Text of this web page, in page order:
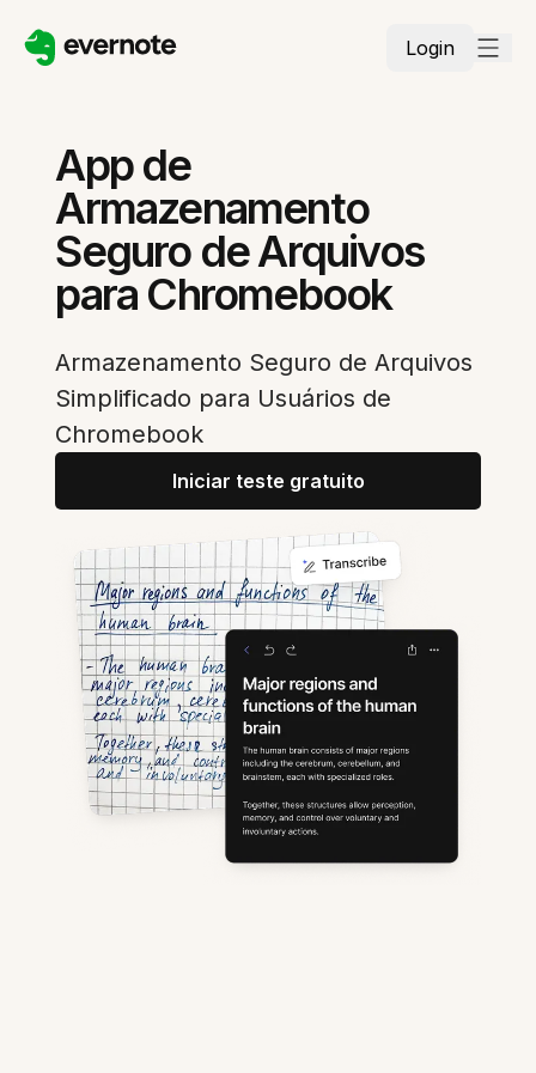
Login
App de
Armazenamento
Seguro de Arquivos
para Chromebook
Armazenamento Seguro de Arquivos
Simplificado para Usuários de
Chromebook
Iniciar teste gratuito